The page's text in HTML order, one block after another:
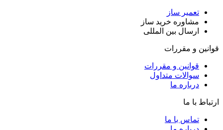
تعمیر ساز
مشاوره خرید ساز
ارسال بین المللی
قوانین و مقررات
قوانین و مقررات
سوالات متداول
درباره ما
ارتباط با ما
تماس با ما